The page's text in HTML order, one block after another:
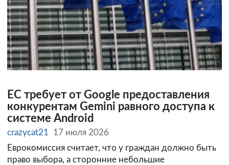
ЕС требует от Google предоставления
конкурентам Gemini равного доступа к
системе Android
crazycat21
17 июля 2026
Еврокомиссия считает, что у граждан должно быть
право выбора, а сторонние небольшие